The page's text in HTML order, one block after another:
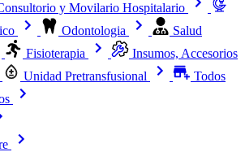
y Movilario Hospitalario
Odontologia
Salud
Fisioterapia
Insumos, Accesorios
Unidad Pretransfusional
Todos